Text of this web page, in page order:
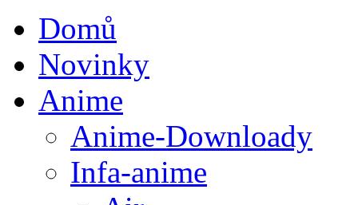
Domů
Novinky
Anime
Anime-Downloady
Infa-anime